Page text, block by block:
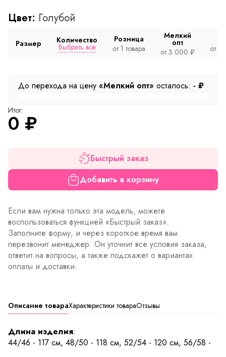
Цвет: Голубой
Размер Количество
Выбрать все
Розница
от 1 товара
Мелкий
опт
от 3 000 ₽
от
До перехода на цену «Мелкий опт» осталось: - ₽
Итог:
0 ₽
Быстрый заказ
Добавить в корзину
Если вам нужна только эта модель, можете
воспользоваться функцией «Быстрый заказ».
Заполните форму, и через короткое время вам
перезвонит менеджер. Он уточнит все условия заказа,
ответит на вопросы, а также подскажет о вариантах
оплаты и доставки.
Описание товараХарактеристики товараОтзывы
Длина изделия:
44/46 - 117 см, 48/50 - 118 см, 52/54 - 120 см, 56/58 -